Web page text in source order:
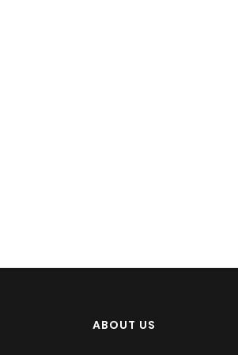
ABOUT US